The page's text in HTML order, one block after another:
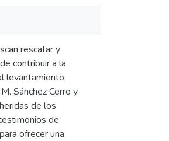
rescatar y
contribuir a la
levantamiento,
Sánchez Cerro y
de los
de
ofrecer una